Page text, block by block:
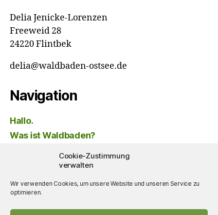
Cookie-Zustimmung
verwalten
Wir verwenden Cookies, um unsere Website und unseren Service zu
optimieren.
Delia Jenicke-Lorenzen
Freeweid 28
24220 Flintbek
delia@waldbaden-ostsee.de
Navigation
Hallo.
Was ist Waldbaden?
FAQ
Aktuelles
Kontakt | Impressum